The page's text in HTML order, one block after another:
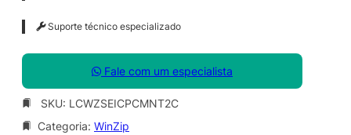
Suporte técnico especializado
Fale com um especialista
SKU: LCWZSEICPCMNT2C
Categoria: WinZip